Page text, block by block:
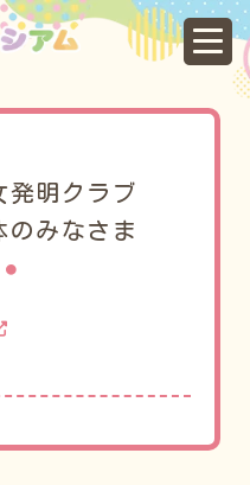
協
発明クラブ
のみなさま